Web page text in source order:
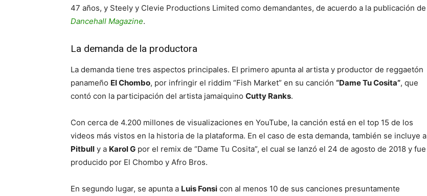
47 años, y Steely y Clevie Productions Limited como demandantes, de acuerdo a la publicación de
Dancehall Magazine.
La demanda de la productora
La demanda tiene tres aspectos principales. El primero apunta al artista y productor de reggaetón
panameño El Chombo, por infringir el riddim “Fish Market” en su canción “Dame Tu Cosita”, que
contó con la participación del artista jamaiquino Cutty Ranks.
Con cerca de 4.200 millones de visualizaciones en YouTube, la canción está en el top 15 de los
videos más vistos en la historia de la plataforma. En el caso de esta demanda, también se incluye a
Pitbull y a Karol G por el remix de “Dame Tu Cosita”, el cual se lanzó el 24 de agosto de 2018 y fue
producido por El Chombo y Afro Bros.
En segundo lugar, se apunta a Luis Fonsi con al menos 10 de sus canciones presuntamente